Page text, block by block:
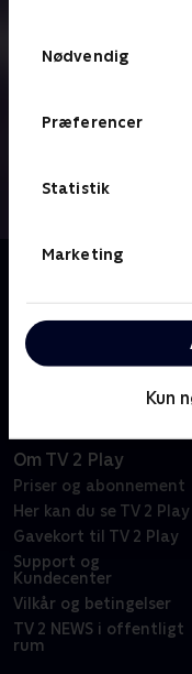
Nødvendig
Præferencer
Statistik
Marketing
Kun
Om Denver, den
også her, at
menneskeven Valde.
Om TV 2 Play
Priser og abonnement
Her kan du se TV 2 Play
Gavekort til TV 2 Play
Support og
Kundecenter
Vilkår og betingelser
TV 2 NEWS i offentligt
rum